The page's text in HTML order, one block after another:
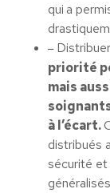
qui a
–
priorité
mais
à l’écart.
distribués
sécurité